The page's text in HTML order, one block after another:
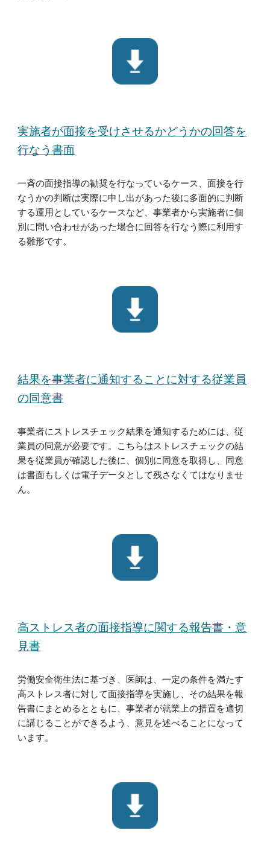
実施者が面接を受けさせるかどうかの回答を
行なう書面
一斉の面接指導の勧奨を行なっているケース、面接を行
なうかの判断は実際に申し出があった後に多面的に判断
する運用としているケースなど、事業者から実施者に個
別に問い合わせがあった場合に回答を行なう際に利用す
る雛形です。
結果を事業者に通知することに対する従業員
の同意書
事業者にストレスチェック結果を通知するためには、従
業員の同意が必要です。こちらはストレスチェックの結
果を従業員が確認した後に、個別に同意を取得し、同意
は書面もしくは電子データとして残さなくてはなりませ
ん。
高ストレス者の面接指導に関する報告書・意
見書
労働安全衛生法に基づき、医師は、一定の条件を満たす
高ストレス者に対して面接指導を実施し、その結果を報
告書にまとめるとともに、事業者が就業上の措置を適切
に講じることができるよう、意見を述べることになって
います。